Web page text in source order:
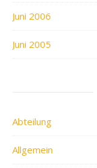
Juni 2006
Juni 2005
Abteilung
Allgemein